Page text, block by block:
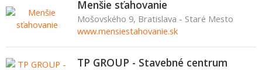
Menšie sťahovanie
Mošovského 9, Bratislava - Staré Mesto
www.mensiestahovanie.sk
TP GROUP - Stavebné centrum